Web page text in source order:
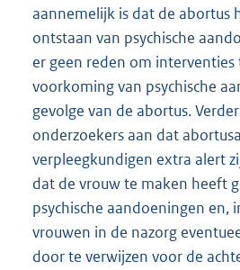
aannemelijk is dat de abortus
ontstaan van psychische
er geen reden om
voorkoming van psychische
gevolge van de abortus.
onderzoekers aan dat
verpleegkundigen extra alert
dat de vrouw te maken heeft
psychische aandoeningen en,
vrouwen in de nazorg
door te verwijzen voor de